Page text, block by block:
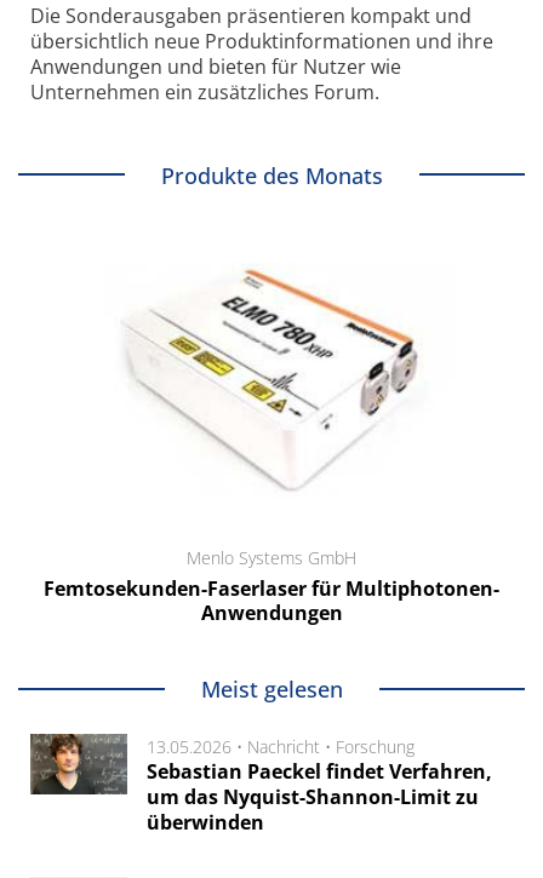
Die Sonder­ausgaben präsentieren kompakt und
übersichtlich neue Produkt­informationen und ihre
Anwendungen und bieten für Nutzer wie
Unternehmen ein zusätzliches Forum.
Produkte des Monats
Menlo Systems GmbH
Femtosekunden-Faserlaser für Multiphotonen-
Anwendungen
Meist gelesen
13.05.2026 • Nachricht • Forschung
Sebastian Paeckel findet Verfahren,
um das Nyquist-Shannon-Limit zu
überwinden